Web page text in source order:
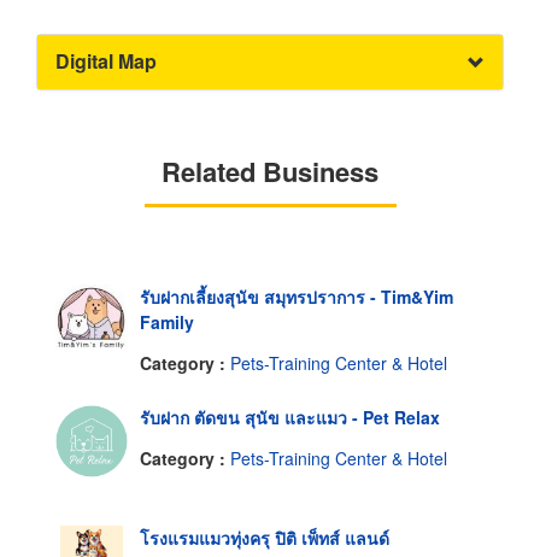
Digital Map
Related Business
รับฝากเลี้ยงสุนัข สมุทรปราการ - Tim&Yim
Family
Category : Pets-Training Center & Hotel
รับฝาก ตัดขน สุนัข และแมว - Pet Relax
Category : Pets-Training Center & Hotel
โรงแรมแมวทุ่งครุ ปิติ เพ็ทส์ แลนด์